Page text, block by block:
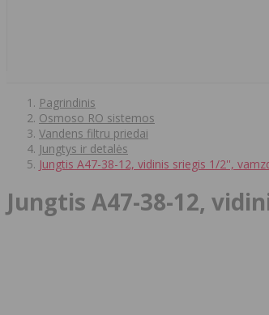
Pagrindinis
Osmoso RO sistemos
Vandens filtru priedai
Jungtys ir detalės
Jungtis A47-38-12, vidinis sriegis 1/2'',
Jungtis A47-38-12,